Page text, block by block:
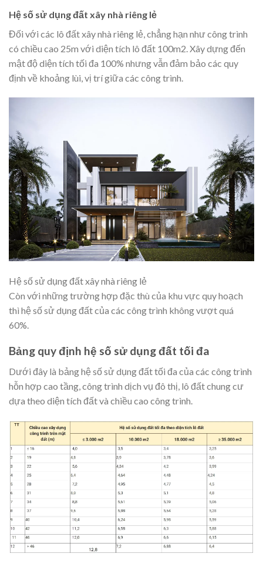
Hệ số sử dụng đất xây nhà riêng lẻ
Đối với các lô đất xây nhà riêng lẻ, chẳng hạn như công trình
có chiều cao 25m với diện tích lô đất 100m2. Xây dựng đến
mật độ diện tích tối đa 100% nhưng vẫn đảm bảo các quy
định về khoảng lùi, vị trí giữa các công trình.
Hệ số sử dụng đất xây nhà riêng lẻ
Còn với những trường hợp đặc thù của khu vực quy hoạch
thì hệ số sử dụng đất của các công trình không vượt quá
60%.
Bảng quy định hệ số sử dụng đất tối đa
Dưới đây là bảng hệ số sử dụng đất tối đa của các công trình
hỗn hợp cao tầng, công trình dịch vụ đô thị, lô đất chung cư
dựa theo diện tích đất và chiều cao công trình.